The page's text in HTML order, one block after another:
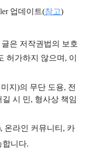
업데이트(참고)
글은 저작권법의 보호
허가하지 않으며, 이
지)의 무단 도용, 전
시 민, 형사상 책임
온라인 커뮤니티, 카
합니다.